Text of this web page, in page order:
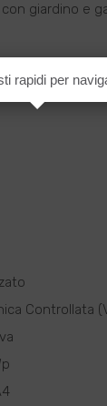
giardino e
2027.
Controllata
rapidi per